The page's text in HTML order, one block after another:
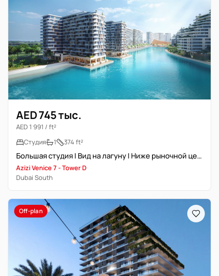
AED 745 тыс.
AED 1 991 / ft²
Студия
1 374 ft²
Большая студия | Вид на лагуну | Ниже рыночной цены
Azizi Venice 7 - Tower D
Dubai South
Off-plan